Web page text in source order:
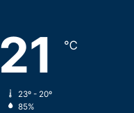
21 ℃
23º - 20º
85%